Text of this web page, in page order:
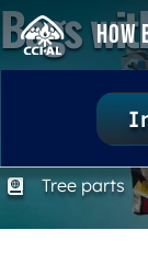
Skip
to
How
Search
for:
Bags
90 minutes
5. Acting
Tree parts